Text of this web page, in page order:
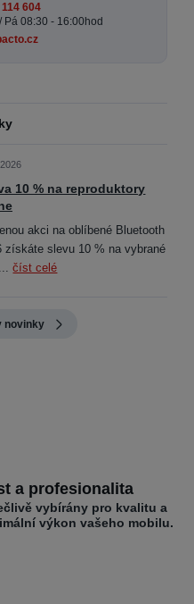
604
Pá 08:30 - 16:00hod
10 % na reproduktory
akci na oblíbené Bluetooth
získáte slevu 10 % na vybrané
číst celé
novinky
a profesionalita
vybírány pro kvalitu a
výkon vašeho mobilu.